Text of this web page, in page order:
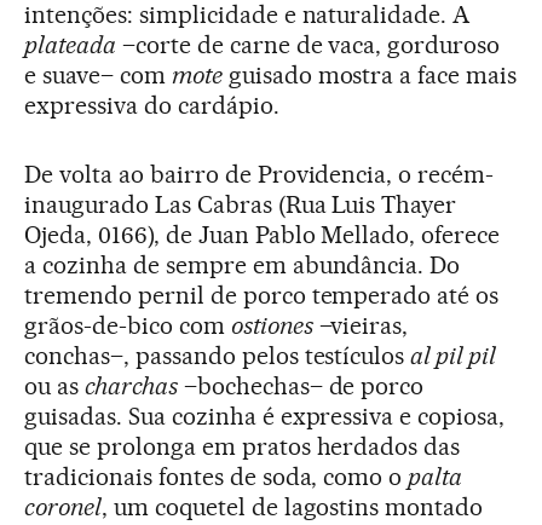
intenções: simplicidade e naturalidade. A
plateada –corte de carne de vaca, gorduroso
e suave– com moteguisado mostra a face mais
expressiva do cardápio.
De volta ao bairro de Providencia, o recém-
inaugurado Las Cabras (Rua Luis Thayer
Ojeda, 0166), de Juan Pablo Mellado, oferece
a cozinha de sempre em abundância. Do
tremendo pernil de porco temperado até os
grãos-de-bico com ostiones–vieiras,
conchas–, passando pelos testículosal pil pil
ou as charchas–bochechas– de porco
guisadas. Sua cozinha é expressiva e copiosa,
que se prolonga em pratos herdados das
tradicionais fontes de soda, como opalta
coronel, um coquetel de lagostins montado